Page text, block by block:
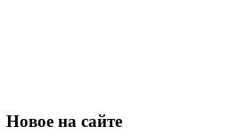
Новое на сайте